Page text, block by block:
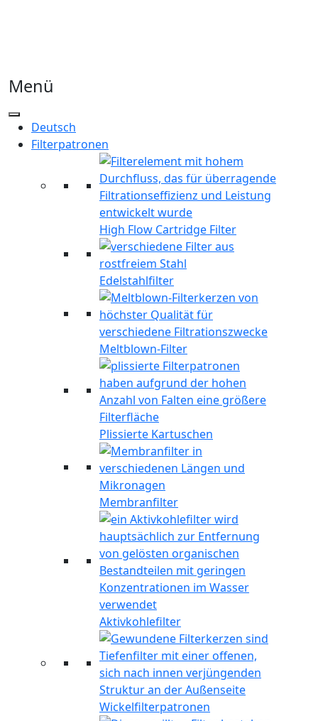
Menü
Deutsch
Filterpatronen
High Flow Cartridge Filter
Edelstahlfilter
Meltblown-Filter
Plissierte Kartuschen
Membranfilter
Aktivkohlefilter
Wickelfilterpatronen